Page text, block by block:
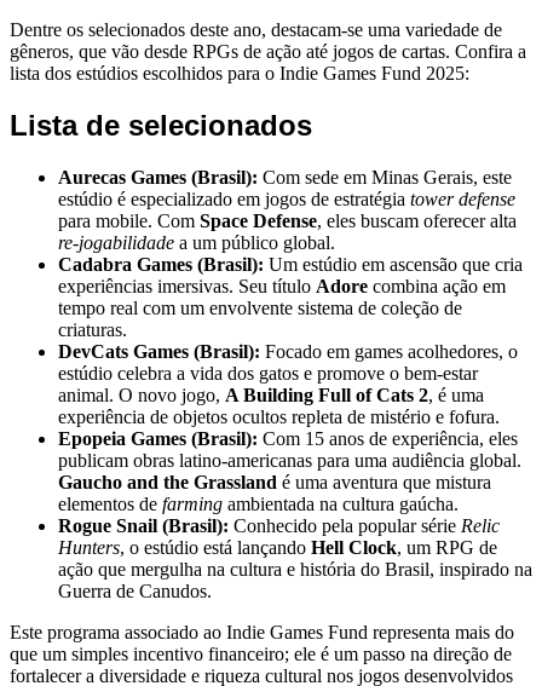
Dentre os selecionados deste ano, destacam-se uma variedade de
gêneros, que vão desde RPGs de ação até jogos de cartas. Confira a
lista dos estúdios escolhidos para o Indie Games Fund 2025:
Lista de selecionados
Aurecas Games (Brasil): Com sede em Minas Gerais, este
estúdio é especializado em jogos de estratégia tower defense
para mobile. Com Space Defense, eles buscam oferecer alta
re-jogabilidade a um público global.
Cadabra Games (Brasil): Um estúdio em ascensão que cria
experiências imersivas. Seu título Adore combina ação em
tempo real com um envolvente sistema de coleção de
criaturas.
DevCats Games (Brasil): Focado em games acolhedores, o
estúdio celebra a vida dos gatos e promove o bem-estar
animal. O novo jogo, A Building Full of Cats 2, é uma
experiência de objetos ocultos repleta de mistério e fofura.
Epopeia Games (Brasil): Com 15 anos de experiência, eles
publicam obras latino-americanas para uma audiência global.
Gaucho and the Grassland é uma aventura que mistura
elementos de farming ambientada na cultura gaúcha.
Rogue Snail (Brasil): Conhecido pela popular série Relic
Hunters, o estúdio está lançando Hell Clock, um RPG de
ação que mergulha na cultura e história do Brasil, inspirado na
Guerra de Canudos.
Este programa associado ao Indie Games Fund representa mais do
que um simples incentivo financeiro; ele é um passo na direção de
fortalecer a diversidade e riqueza cultural nos jogos desenvolvidos